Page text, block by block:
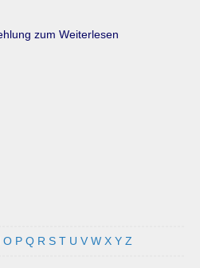
O P Q R S T U V W X Y Z